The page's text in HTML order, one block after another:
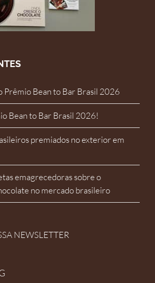
Prêmio Bean to Bar Brasil 2026
Bean to Bar Brasil 2026!
premiados no exterior em
emagrecedoras sobre o
no mercado brasileiro
NEWSLETTER